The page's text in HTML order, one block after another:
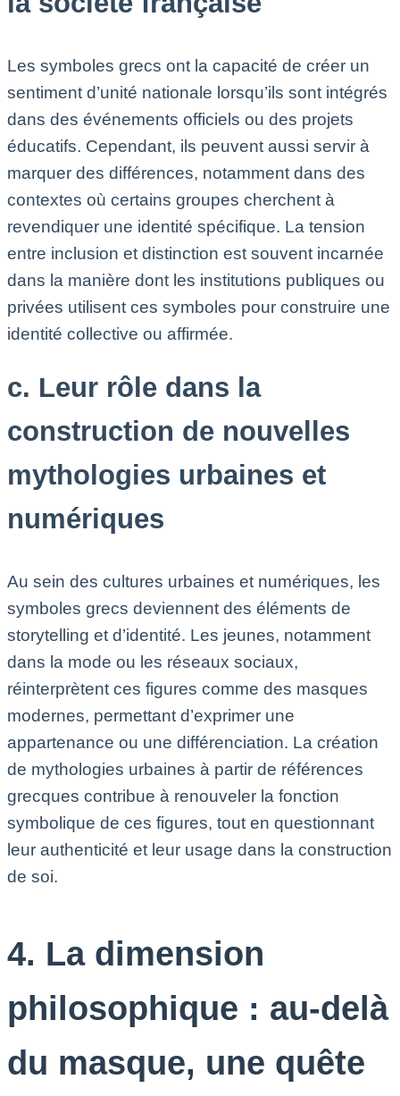
Les symboles grecs ont la capacité de créer un
sentiment d’unité nationale lorsqu’ils sont intégrés
dans des événements officiels ou des projets
éducatifs. Cependant, ils peuvent aussi servir à
marquer des différences, notamment dans des
contextes où certains groupes cherchent à
revendiquer une identité spécifique. La tension
entre inclusion et distinction est souvent incarnée
dans la manière dont les institutions publiques ou
privées utilisent ces symboles pour construire une
identité collective ou affirmée.
c. Leur rôle dans la
construction de nouvelles
mythologies urbaines et
numériques
Au sein des cultures urbaines et numériques, les
symboles grecs deviennent des éléments de
storytelling et d’identité. Les jeunes, notamment
dans la mode ou les réseaux sociaux,
réinterprètent ces figures comme des masques
modernes, permettant d’exprimer une
appartenance ou une différenciation. La création
de mythologies urbaines à partir de références
grecques contribue à renouveler la fonction
symbolique de ces figures, tout en questionnant
leur authenticité et leur usage dans la construction
de soi.
4. La dimension
philosophique : au-delà
du masque, une quête